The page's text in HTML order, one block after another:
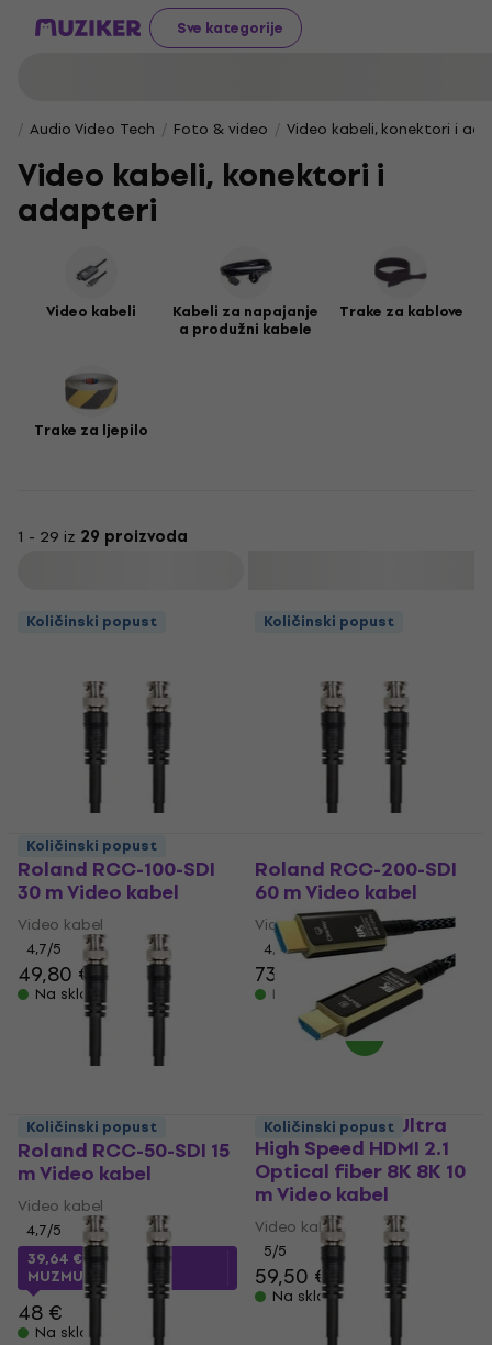
Sve kategorije
Audio Video Tech Foto & video Video kabeli, konektori i
Video kabeli, konektori i
adapteri
Video kabeli Kabeli za napajanje
a produžni kabele
Trake za kablove
Trake za ljepilo
1 - 29 iz 29 proizvoda
Količinski popust
Roland RCC-100-SDI
30 m Video kabel
Video kabel
4,7/5
49,80 €
Na skladištu
Količinski popust
Roland RCC-200-SDI
60 m Video kabel
Video kabel
4,7/5
73,20 €
Na skladištu
Količinski popust
Roland RCC-50-SDI 15
m Video kabel
Video kabel
4,7/5
39,64 € s kodom
MUZMUZ-15
48 €
Na skladištu
PremiumCord Ultra
High Speed HDMI 2.1
Optical fiber 8K 8K 10
m Video kabel
Video kabel
5/5
59,50 €
Na skladištu
Količinski popust Količinski popust